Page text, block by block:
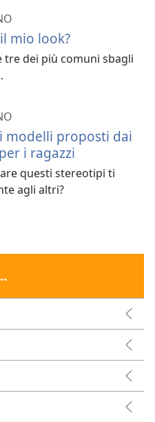
mio look?
tre dei più comuni sbagli
modelli proposti dai
i ragazzi
questi stereotipi ti
agli altri?